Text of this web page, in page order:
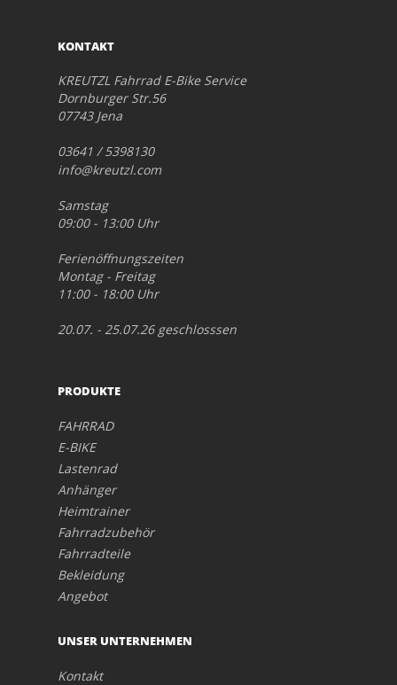
KONTAKT
KREUTZL Fahrrad E-Bike Service
Dornburger Str.56
07743 Jena
03641 / 5398130
info@kreutzl.com
Samstag
09:00 - 13:00 Uhr
Ferienöffnungszeiten
Montag - Freitag
11:00 - 18:00 Uhr
20.07. - 25.07.26 geschlosssen
PRODUKTE
FAHRRAD
E-BIKE
Lastenrad
Anhänger
Heimtrainer
Fahrradzubehör
Fahrradteile
Bekleidung
Angebot
UNSER UNTERNEHMEN
Kontakt